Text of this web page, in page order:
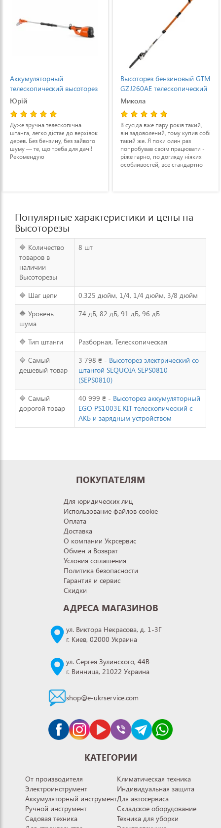
Высоторез бензиновый GTM
GZJ260AE телескопический
4,1 м шина 30 см
Микола
В сусіда вже пару років такий,
він задоволений, тому купив собі
такий же. Я поки олин раз
попробував своїм працювати -
ріже гарно, по догляду ніяких
Высоторез бензиновый GTM
GZJ260AE телескопический
4,1 м шина 30 см
Валерій
Непогано збалансований, трохи
приловчитися і далі можна
працювати без проблем і
швидко
Популярные характеристики и цены на
Высоторезы
🔷 Количество
товаров в
наличии
Высоторезы
8 шт
🔷 Шаг цепи
0.325 дюйм, 1/4, 1/4 дюйм, 3/8 дюйм
🔷 Уровень
шума
74 дБ, 82 дБ, 91 дБ, 96 дБ
🔷 Тип штанги
Разборная, Телескопическая
🔷 Самый
дешевый товар
3 798 ₴ - Высоторез электрический со
штангой SEQUOIA SEPS0810
(SEPS0810)
🔷 Самый
дорогой товар
40 999 ₴ - Высоторез аккумуляторный
EGO PS1003E KIT телескопический c
АКБ и зарядным устройством
ПОКУПАТЕЛЯМ
Для юридических лиц
Использование файлов cookie
Оплата
Доставка
О компании Укрсервис
Обмен и Возврат
Условия соглашения
Политика безопасности
Гарантия и сервис
Скидки
АДРЕСА МАГАЗИНОВ
ул. Виктора Некрасова, д. 1-3Г
г. Киев, 02000 Украина
ул. Сергея Зулинского, 44В
г. Винница, 21022 Украина
shop@e-ukrservice.com
КАТЕГОРИИ
От производителя
Электроинструмент
Аккумуляторный инструмент
Ручной инструмент
Садовая техника
Климатическая техника
Индивидуальная защита
Для автосервиса
Складское оборудование
Техника для уборки